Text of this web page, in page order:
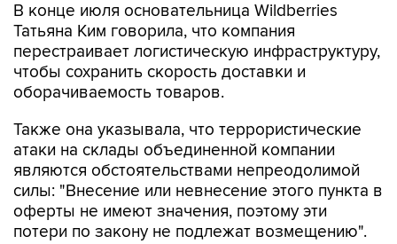
В конце июля основательница Wildberries
Татьяна Ким говорила, что компания
перестраивает логистическую инфраструктуру,
чтобы сохранить скорость доставки и
оборачиваемость товаров.
Также она указывала, что террористические
атаки на склады объединенной компании
являются обстоятельствами непреодолимой
силы: "Внесение или невнесение этого пункта в
оферты не имеют значения, поэтому эти
потери по закону не подлежат возмещению".